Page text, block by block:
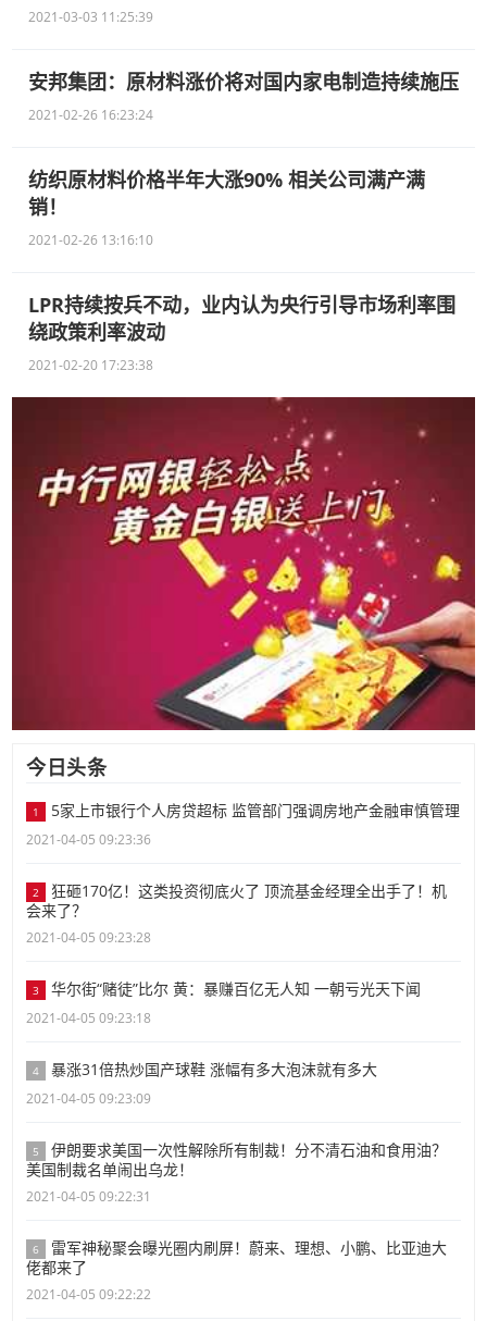
2021-03-03 11:25:39
安邦集团：原材料涨价将对国内家电制造持续施压
2021-02-26 16:23:24
纺织原材料价格半年大涨90% 相关公司满产满
销！
2021-02-26 13:16:10
LPR持续按兵不动，业内认为央行引导市场利率围
绕政策利率波动
2021-02-20 17:23:38
今日头条
1 5家上市银行个人房贷超标 监管部门强调房地产金融审慎管理
2021-04-05 09:23:36
2
狂砸170亿！这类投资彻底火了 顶流基金经理全出手了！机
会来了？
2021-04-05 09:23:28
3 华尔街“赌徒”比尔 黄：暴赚百亿无人知 一朝亏光天下闻
2021-04-05 09:23:18
4 暴涨31倍热炒国产球鞋 涨幅有多大泡沫就有多大
2021-04-05 09:23:09
5
伊朗要求美国一次性解除所有制裁！分不清石油和食用油？
美国制裁名单闹出乌龙！
2021-04-05 09:22:31
6
雷军神秘聚会曝光圈内刷屏！蔚来、理想、小鹏、比亚迪大
佬都来了
2021-04-05 09:22:22